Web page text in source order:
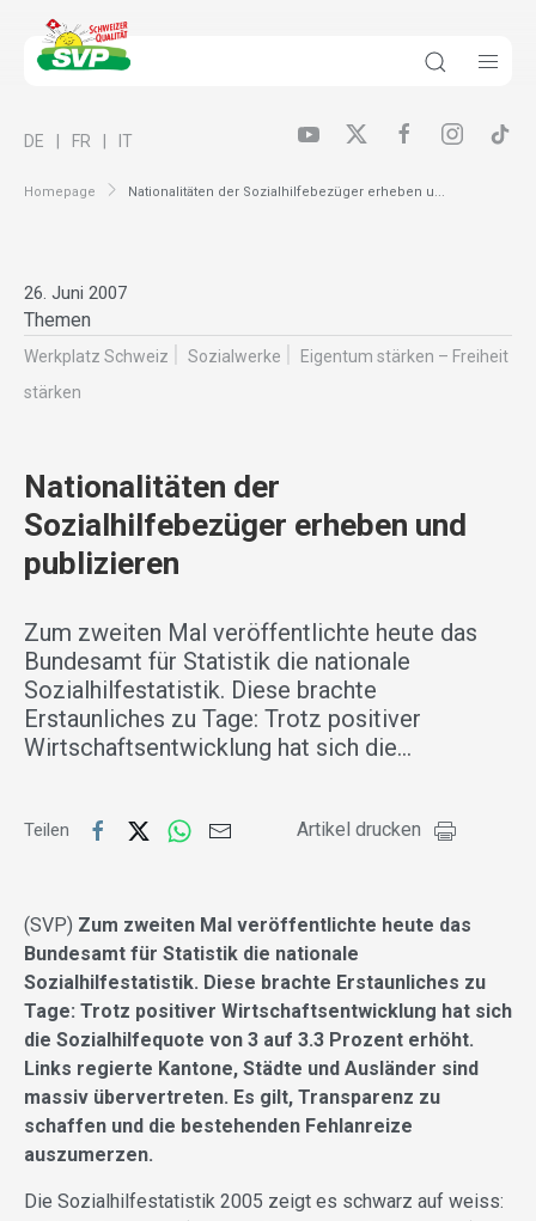
Homepage Nationalitäten der Sozialhilfebezüger erheben u...
DE FR IT
26. Juni 2007
Themen
Werkplatz Schweiz Sozialwerke
Eigentum stärken – Freiheit
stärken
Nationalitäten der
Sozialhilfebezüger erheben und
publizieren
Zum zweiten Mal veröffentlichte heute das
Bundesamt für Statistik die nationale
Sozialhilfestatistik. Diese brachte
Erstaunliches zu Tage: Trotz positiver
Wirtschaftsentwicklung hat sich die…
Teilen Artikel drucken
(SVP) Zum zweiten Mal veröffentlichte heute das
Bundesamt für Statistik die nationale
Sozialhilfestatistik. Diese brachte Erstaunliches zu
Tage: Trotz positiver Wirtschaftsentwicklung hat sich
die Sozialhilfequote von 3 auf 3.3 Prozent erhöht.
Links regierte Kantone, Städte und Ausländer sind
massiv übervertreten. Es gilt, Transparenz zu
schaffen und die bestehenden Fehlanreize
auszumerzen.
Die Sozialhilfestatistik 2005 zeigt es schwarz auf weiss: